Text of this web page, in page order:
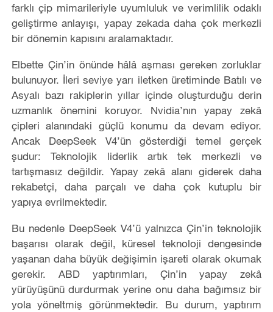
farklı çip mimarileriyle uyumluluk ve verimlilik odaklı
geliştirme anlayışı, yapay zekada daha çok merkezli
bir dönemin kapısını aralamaktadır.
Elbette Çin’in önünde hâlâ aşması gereken zorluklar
bulunuyor. İleri seviye yarı iletken üretiminde Batılı ve
Asyalı bazı rakiplerin yıllar içinde oluşturduğu derin
uzmanlık önemini koruyor. Nvidia’nın yapay zekâ
çipleri alanındaki güçlü konumu da devam ediyor.
Ancak DeepSeek V4’ün gösterdiği temel gerçek
şudur: Teknolojik liderlik artık tek merkezli ve
tartışmasız değildir. Yapay zekâ alanı giderek daha
rekabetçi, daha parçalı ve daha çok kutuplu bir
yapıya evrilmektedir.
Bu nedenle DeepSeek V4’ü yalnızca Çin’in teknolojik
başarısı olarak değil, küresel teknoloji dengesinde
yaşanan daha büyük değişimin işareti olarak okumak
gerekir. ABD yaptırımları, Çin’in yapay zekâ
yürüyüşünü durdurmak yerine onu daha bağımsız bir
yola yöneltmiş görünmektedir. Bu durum, yaptırım